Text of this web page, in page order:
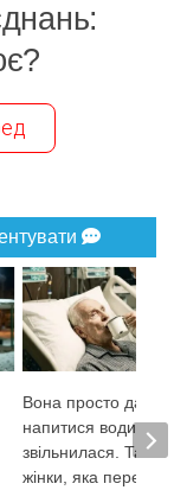
Вона просто дала
напитися води й
звільнилася.
жінки, яка